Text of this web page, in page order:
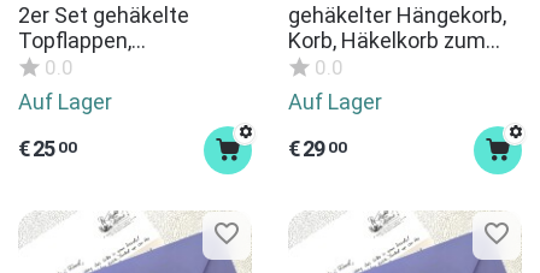
2er Set gehäkelte
Topflappen,
Untersetzer,
Küchenhelfer
0.0
Auf Lager
€2500
gehäkelter Hängekorb,
Korb, Häkelkorb zum
Aufhängen,
Aufbewahrungskorb,
Blumenampel
0.0
Auf Lager
€2900